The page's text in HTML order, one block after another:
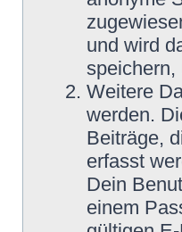
und wird
speichern,
Weitere
werden.
Beiträge,
erfasst
Dein
einem